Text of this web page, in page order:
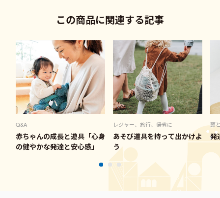
この商品に関連する記事
Q&A
赤ちゃんの成長と遊具「心身
の健やかな発達と安心感」
レジャー、旅行、帰省に
あそび道具を持って出かけよ
う
頭
発